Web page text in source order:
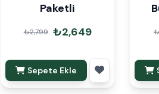
Paketli
₺2,799 ₺2,649
Sepete Ekle